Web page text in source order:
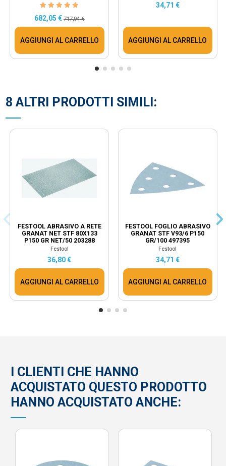
682,05 € 717,94 €
AGGIUNGI AL CARRELLO
34,71 €
AGGIUNGI AL CARRELLO
8 ALTRI PRODOTTI SIMILI:
FESTOOL ABRASIVO A RETE
GRANAT NET STF 80X133
P150 GR NET/50 203288
Festool
36,80 €
AGGIUNGI AL CARRELLO
FESTOOL FOGLIO ABRASIVO
GRANAT STF V93/6 P150
GR/100 497395
Festool
34,71 €
AGGIUNGI AL CARRELLO
I CLIENTI CHE HANNO
ACQUISTATO QUESTO PRODOTTO
HANNO ACQUISTATO ANCHE: